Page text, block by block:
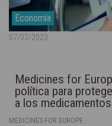
Economía
07/03/2023
Medicines for
política para
a los
MEDICINES FOR EUROPE